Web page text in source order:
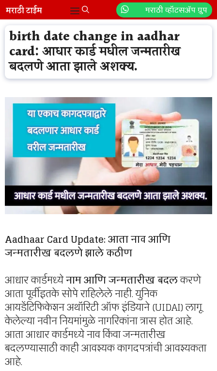
Skip
to
content
मराठी व्हॉटसॲप ग्रुप
Menu
birth date change in aadhar
card: आधार कार्ड मधील जन्मतारीख
बदलणे आता झाले अशक्य.
Aadhaar Card Update: आता नाव आणि
जन्मतारीख बदलणे झाले कठीण
आधार कार्डमध्येनाम आणि जन्मतारीख बदलकरणे
आता पूर्वीइतके सोपे राहिलेले नाही. युनिक
आयडेंटिफिकेशन अथॉरिटी ऑफ इंडियाने (UIDAI) लागू
केलेल्या नवीन नियमांमुळे नागरिकांना त्रास होत आहे.
आता आधार कार्डमध्ये नाव किंवा जन्मतारीख
बदलण्यासाठी काही आवश्यक कागदपत्रांची आवश्यकता
आहे.